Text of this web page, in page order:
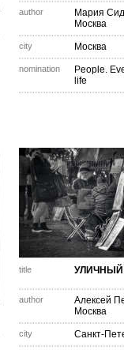
author Мария
Москва
city Москва
nomination
People.
life
title
author Алексей
Москва
city Санкт-